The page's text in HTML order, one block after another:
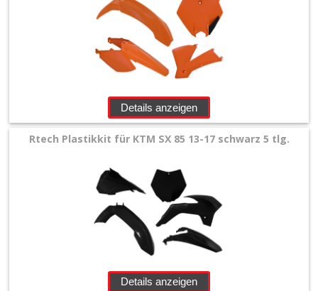
Details anzeigen
Rtech Plastikkit für KTM SX 85 13-17 schwarz 5 tlg.
Details anzeigen